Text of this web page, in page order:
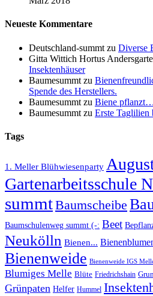
Neueste Kommentare
Deutschland-summt zu Diverse
Gitta Wittich Hortus
Insektenhäuser
Baumesummt zu
Spende des Herstellers.
Baumesummt zu Biene
Baumesummt zu Erste Taglilien
Tags
1. Meller Blühwiesenparty
Gartenarbeitsschule
summtBaumscheibe
Baumschulenweg summt (-: Beet
Neukölln Bienen...
Bienenweide Bienenweide IGS
Blumiges Melle Blüte Friedrichshain
Grünpaten Helfer Hummel